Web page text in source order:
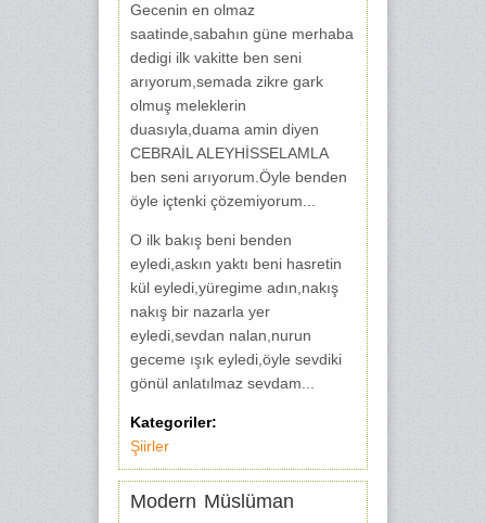
Gecenin en olmaz
saatinde,sabahın güne merhaba
dedigi ilk vakitte ben seni
arıyorum,semada zikre gark
olmuş meleklerin
duasıyla,duama amin diyen
CEBRAİL ALEYHİSSELAMLA
ben seni arıyorum.Öyle benden
öyle içtenki çözemiyorum...
O ilk bakış beni benden
eyledi,askın yaktı beni hasretin
kül eyledi,yüregime adın,nakış
nakış bir nazarla yer
eyledi,sevdan nalan,nurun
geceme ışık eyledi,öyle sevdiki
gönül anlatılmaz sevdam...
Kategoriler:
Şiirler
Modern Müslüman